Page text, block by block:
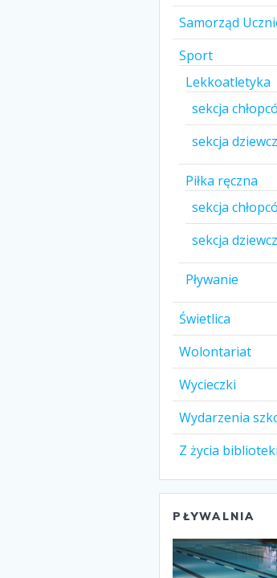
Samorząd
Sport
Lekkoatletyka
sekcja
sekcja
Piłka ręczna
sekcja
sekcja
Pływanie
Świetlica
Wolontariat
Wycieczki
Wydarzenia
Z życia
PŁYWALNIA